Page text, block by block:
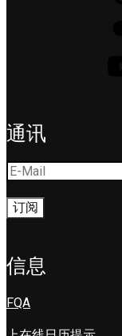
通讯
信息
FQA